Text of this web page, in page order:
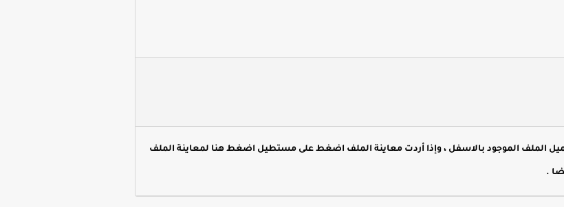
الموجود بالاسفل ، وإذا أردت معاينة الملف اضغط على مستطيل اضغط هنا لمعاينة الملف
.